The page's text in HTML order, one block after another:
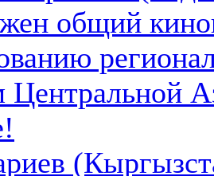
общий
Центральной